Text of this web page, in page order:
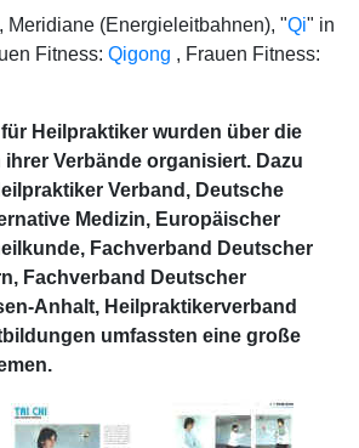
Meridiane (Energieleitbahnen), "Qi" in
Fitness: Qigong , Frauen Fitness:
Heilpraktiker wurden über die
Verbände organisiert. Dazu
Verband, Deutsche
Medizin, Europäischer
Fachverband Deutscher
Fachverband Deutscher
Anhalt, Heilpraktikerverband
umfassten eine große